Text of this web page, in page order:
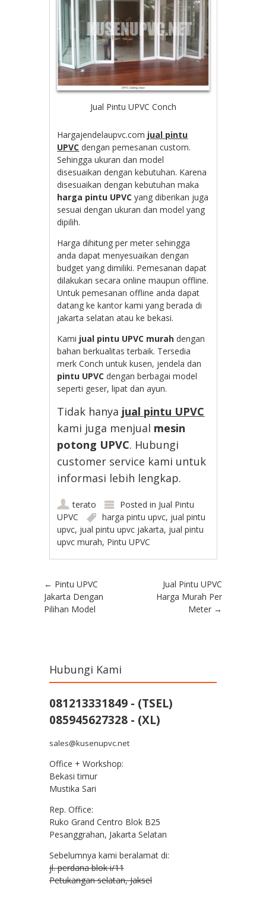
Jual Pintu UPVC Conch
Hargajendelaupvc.com jual pintu
UPVC dengan pemesanan custom.
Sehingga ukuran dan model
disesuaikan dengan kebutuhan. Karena
disesuaikan dengan kebutuhan maka
harga pintu UPVC yang diberikan juga
sesuai dengan ukuran dan model yang
dipilih.
Harga dihitung per meter sehingga
anda dapat menyesuaikan dengan
budget yang dimiliki. Pemesanan dapat
dilakukan secara online maupun offline.
Untuk pemesanan offline anda dapat
datang ke kantor kami yang berada di
jakarta selatan atau ke bekasi.
Kami jual pintu UPVC murah dengan
bahan berkualitas terbaik. Tersedia
merk Conch untuk kusen, jendela dan
pintu UPVC dengan berbagai model
seperti geser, lipat dan ayun.
Tidak hanya jual pintu UPVC
kami juga menjual mesin
potong UPVC. Hubungi
customer service kami untuk
informasi lebih lengkap.
terato Posted in Jual Pintu
UPVC
harga pintu upvc, jual pintu
upvc, jual pintu upvc jakarta, jual pintu
upvc murah, Pintu UPVC
Post navigation
← Pintu UPVC
Jakarta Dengan
Pilihan Model
Jual Pintu UPVC
Harga Murah Per
Meter →
Hubungi Kami
081213331849 - (TSEL)
085945627328 - (XL)
sales@kusenupvc.net
Office + Workshop:
Bekasi timur
Mustika Sari
Rep. Office:
Ruko Grand Centro Blok B25
Pesanggrahan, Jakarta Selatan
Sebelumnya kami beralamat di:
jl. perdana blok i/11
Petukangan selatan, Jaksel